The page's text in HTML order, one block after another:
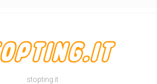
stopting.it